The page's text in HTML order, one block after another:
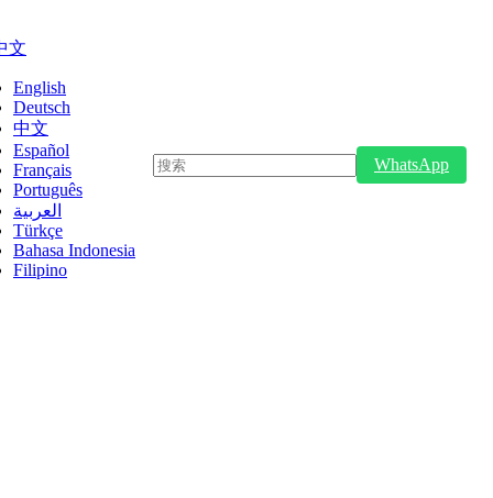
文
English
Deutsch
中文
Español
Français
Português
العربية
Türkçe
Bahasa Indonesia
Filipino
WhatsApp